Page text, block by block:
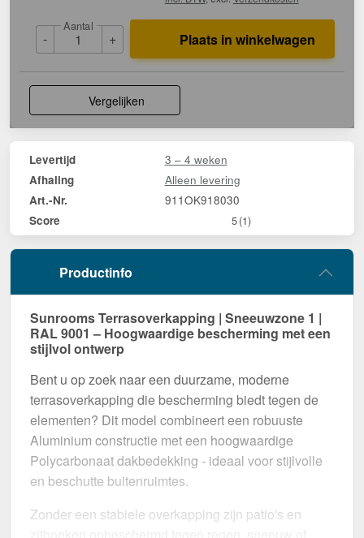
-
Aantal
+ Plaats in winkelwagen
Vergelijken
Levertijd 3 – 4 weken
Afhaling Alleen levering
Art.-Nr. 911OK918030
Score 5(1)
Productinfo
Sunrooms Terrasoverkapping | Sneeuwzone 1 |
RAL 9001 – Hoogwaardige bescherming met een
stijlvol ontwerp
Bent u op zoek naar een duurzame, moderne
terrasoverkapping die bescherming biedt tegen de
elementen? Dit model combineert een robuuste
Aluminium constructie met een hoogwaardige
Polycarbonaat dakbedekking - ideaal voor stijlvolle
en beschutte buitenruimtes.
Zonder een stabiele overkapping zijn patio's en